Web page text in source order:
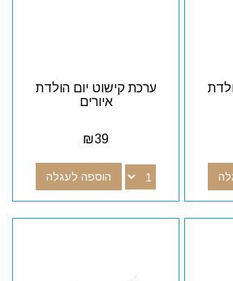
ערכת קישוט יום הולדת
איורים
₪39
הוספה לעגלה